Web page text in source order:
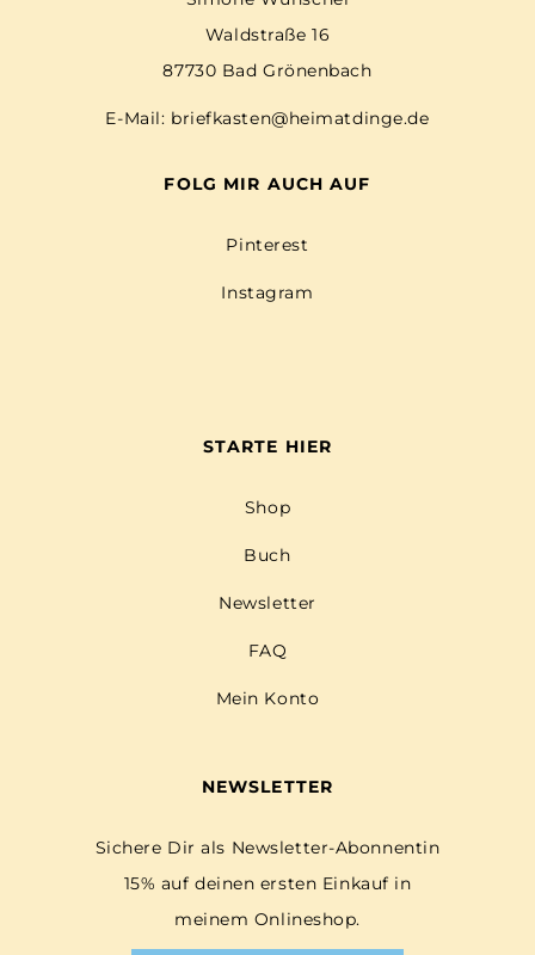
Waldstraße 16
87730 Bad Grönenbach
E-Mail: briefkasten@heimatdinge.de
FOLG MIR AUCH AUF
Pinterest
Instagram
STARTE HIER
Shop
Buch
Newsletter
FAQ
Mein Konto
NEWSLETTER
Sichere Dir als Newsletter-Abonnentin
15% auf deinen ersten Einkauf in
meinem Onlineshop.